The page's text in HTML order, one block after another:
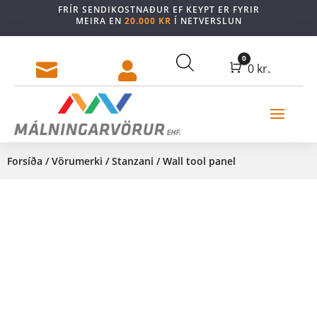
FRÍR SENDIKOSTNAÐUR EF KEYPT ER FYRIR
MEIRA EN 20.000 KR Í NETVERSLUN
  Cart
0
0 kr.
Forsíða /Vörumerki /Stanzani / Wall tool panel